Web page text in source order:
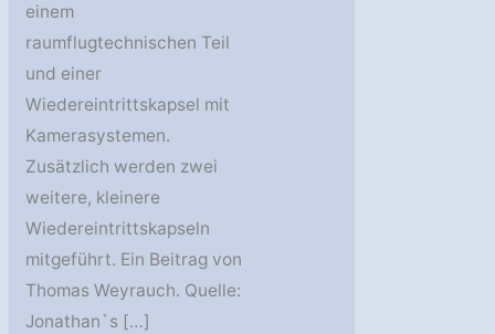
einem
raumflugtechnischen Teil
und einer
Wiedereintrittskapsel mit
Kamerasystemen.
Zusätzlich werden zwei
weitere, kleinere
Wiedereintrittskapseln
mitgeführt. Ein Beitrag von
Thomas Weyrauch. Quelle:
Jonathan`s […]